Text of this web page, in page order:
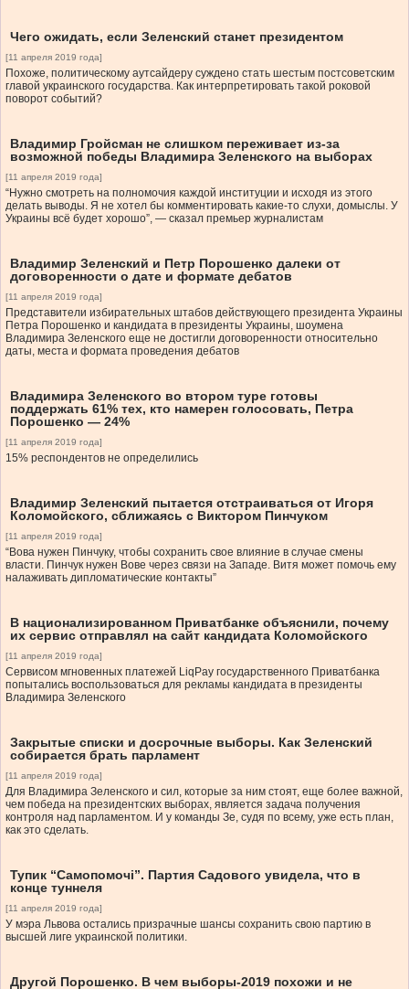
Чего ожидать, если Зеленский станет президентом
[11 апреля 2019 года]
Похоже, политическому аутсайдеру суждено стать шестым постсоветским
главой украинского государства. Как интерпретировать такой роковой
поворот событий?
Владимир Гройсман не слишком переживает из-за
возможной победы Владимира Зеленского на выборах
[11 апреля 2019 года]
“Нужно смотреть на полномочия каждой институции и исходя из этого
делать выводы. Я не хотел бы комментировать какие-то слухи, домыслы. У
Украины всё будет хорошо”, — сказал премьер журналистам
Владимир Зеленский и Петр Порошенко далеки от
договоренности о дате и формате дебатов
[11 апреля 2019 года]
Представители избирательных штабов действующего президента Украины
Петра Порошенко и кандидата в президенты Украины, шоумена
Владимира Зеленского еще не достигли договоренности относительно
даты, места и формата проведения дебатов
Владимира Зеленского во втором туре готовы
поддержать 61% тех, кто намерен голосовать, Петра
Порошенко — 24%
[11 апреля 2019 года]
15% респондентов не определились
Владимир Зеленский пытается отстраиваться от Игоря
Коломойского, сближаясь с Виктором Пинчуком
[11 апреля 2019 года]
“Вова нужен Пинчуку, чтобы сохранить свое влияние в случае смены
власти. Пинчук нужен Вове через связи на Западе. Витя может помочь ему
налаживать дипломатические контакты”
В национализированном Приватбанке объяснили, почему
их сервис отправлял на сайт кандидата Коломойского
[11 апреля 2019 года]
Сервисом мгновенных платежей LiqPay государственного Приватбанка
попытались воспользоваться для рекламы кандидата в президенты
Владимира Зеленского
Закрытые списки и досрочные выборы. Как Зеленский
собирается брать парламент
[11 апреля 2019 года]
Для Владимира Зеленского и сил, которые за ним стоят, еще более важной,
чем победа на президентских выборах, является задача получения
контроля над парламентом. И у команды Зе, судя по всему, уже есть план,
как это сделать.
Тупик “Самопомочі”. Партия Садового увидела, что в
конце туннеля
[11 апреля 2019 года]
У мэра Львова остались призрачные шансы сохранить свою партию в
высшей лиге украинской политики.
Другой Порошенко. В чем выборы-2019 похожи и не